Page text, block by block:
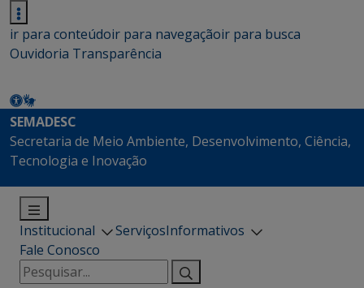
ir para conteúdoir para navegaçãoir para busca
Ouvidoria Transparência
SEMADESC
Secretaria de Meio Ambiente, Desenvolvimento, Ciência,
Tecnologia e Inovação
Institucional ServiçosInformativos
Fale Conosco
Pesquisar